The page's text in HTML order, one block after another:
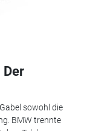
sowohl die
BMW trennte